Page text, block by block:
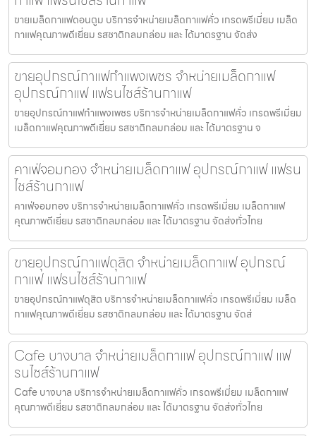
ขายเมล็ดกาแฟดอนตูม บริการจำหน่ายเมล็ดกาแฟคั่ว เกรดพรีเมี่ยม เมล็ด
กาแฟคุณภาพดีเยี่ยม รสชาติกลมกล่อม และ ได้มาตรฐาน จัดส่ง
ขายอุปกรณ์กาแฟกำแพงเพชร จำหน่ายเมล็ดกาแฟ
อุปกรณ์กาแฟ แฟรนไชส์ร้านกาแฟ
ขายอุปกรณ์กาแฟกำแพงเพชร บริการจำหน่ายเมล็ดกาแฟคั่ว เกรดพรีเมี่ยม
เมล็ดกาแฟคุณภาพดีเยี่ยม รสชาติกลมกล่อม และ ได้มาตรฐาน จ
คาเฟ่จอมทอง จำหน่ายเมล็ดกาแฟ อุปกรณ์กาแฟ แฟรน
ไชส์ร้านกาแฟ
คาเฟ่จอมทอง บริการจำหน่ายเมล็ดกาแฟคั่ว เกรดพรีเมี่ยม เมล็ดกาแฟ
คุณภาพดีเยี่ยม รสชาติกลมกล่อม และ ได้มาตรฐาน จัดส่งทั่วไทย
ขายอุปกรณ์กาแฟดุสิต จำหน่ายเมล็ดกาแฟ อุปกรณ์
กาแฟ แฟรนไชส์ร้านกาแฟ
ขายอุปกรณ์กาแฟดุสิต บริการจำหน่ายเมล็ดกาแฟคั่ว เกรดพรีเมี่ยม เมล็ด
กาแฟคุณภาพดีเยี่ยม รสชาติกลมกล่อม และ ได้มาตรฐาน จัดส่
Cafe บางบาล จำหน่ายเมล็ดกาแฟ อุปกรณ์กาแฟ แฟ
รนไชส์ร้านกาแฟ
Cafe บางบาล บริการจำหน่ายเมล็ดกาแฟคั่ว เกรดพรีเมี่ยม เมล็ดกาแฟ
คุณภาพดีเยี่ยม รสชาติกลมกล่อม และ ได้มาตรฐาน จัดส่งทั่วไทย